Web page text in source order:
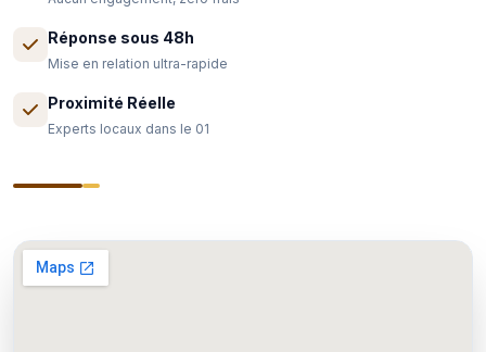
Réponse sous 48h
Mise en relation ultra-rapide
Proximité Réelle
Experts locaux dans le 01